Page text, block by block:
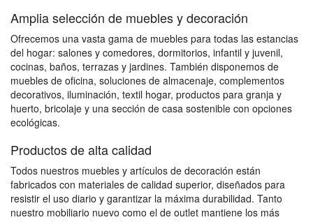
Amplia selección de muebles y decoración
Ofrecemos una vasta gama de muebles para todas las estancias
del hogar: salones y comedores, dormitorios, infantil y juvenil,
cocinas, baños, terrazas y jardines. También disponemos de
muebles de oficina, soluciones de almacenaje, complementos
decorativos, iluminación, textil hogar, productos para granja y
huerto, bricolaje y una sección de casa sostenible con opciones
ecológicas.
Productos de alta calidad
Todos nuestros muebles y artículos de decoración están
fabricados con materiales de calidad superior, diseñados para
resistir el uso diario y garantizar la máxima durabilidad. Tanto
nuestro mobiliario nuevo como el de outlet mantiene los más